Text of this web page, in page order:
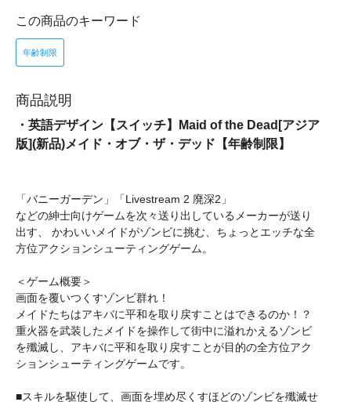
この商品のキーワード
年齢制限
商品説明
・英語デザイン【スイッチ】Maid of the Dead[アジア
版](新品)メイド・オブ・ザ・デッド【年齢制限】
「バニーガーデン」「Livestream 2 廃深2」
などの紳士向けゲームを次々送り出しているメーカーが送り
出す、 かわいいメイドがゾンビに挑む、ちょっとエッチな全
方位アクションシューティングゲーム。
＜ゲーム概要＞
画面を覆いつくすゾンビ群れ！
メイドたちはアキバに平和を取り戻すことはできるのか！？
重火器を武装したメイドを操作して街中に溢れかえるゾンビ
を殲滅し、アキバに平和を取り戻すことが目的の全方位アク
ションシューティングゲームです。
■スキルを駆使して、画面を埋め尽くすほどのゾンビを殲滅せ